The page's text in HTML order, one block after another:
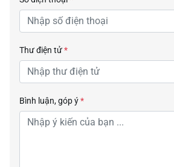
Thư điện tử*
Bình luận, góp ý*